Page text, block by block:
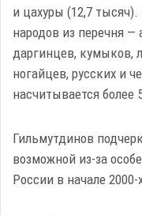
и цахуры (12,7
народов из перечня —
даргинцев, кумыков,
ногайцев, русских и
насчитывается более
Гильмутдинов
возможной из-за
России в начале 2000-